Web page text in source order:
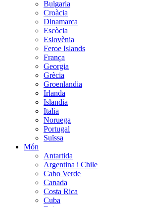
Bulgaria
Croàcia
Dinamarca
Escòcia
Eslovènia
Feroe Islands
França
Georgia
Grècia
Groenlandia
Irlanda
Islandia
Italia
Noruega
Portugal
Suïssa
Món
Antartida
Argentina i Chile
Cabo Verde
Canada
Costa Rica
Cuba